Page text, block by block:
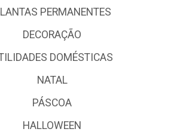
PERMANENTES
DECORAÇÃO
DOMÉSTICAS
NATAL
PÁSCOA
HALLOWEEN